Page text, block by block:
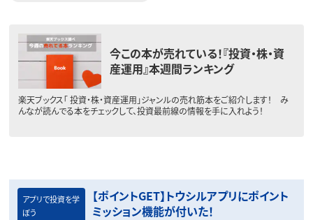
今この本が売れている！『投資・株・資
産運用』本週間ランキング
楽天ブックス「 投資・株・資産運用」ジャンルの売れ筋本をご紹介します！ み
んなが読んでる本をチェックして、投資最前線の情報を手に入れよう！
アプリで投資を学
ぼう
【ポイントGET】トウシルアプリにポイント
ミッション機能が付いた！